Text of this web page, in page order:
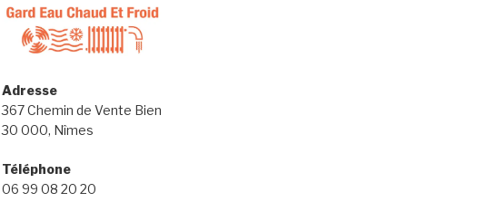
Adresse
367 Chemin de Vente Bien
30 000, Nîmes
Téléphone
06 99 08 20 20